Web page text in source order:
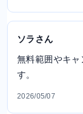
ソラさん
無料範囲やキ
す。
2026/05/07